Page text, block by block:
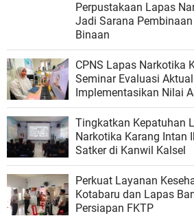
Perpustakaan Lapas
Jadi Sarana
Binaan
CPNS Lapas Narkotika
Seminar Evaluasi
Implementasikan Nilai
Tingkatkan Kepatuhan
Narkotika Karang Intan
Satker di Kanwil Kalsel
Perkuat Layanan
Kotabaru dan Lapas
Persiapan FKTP